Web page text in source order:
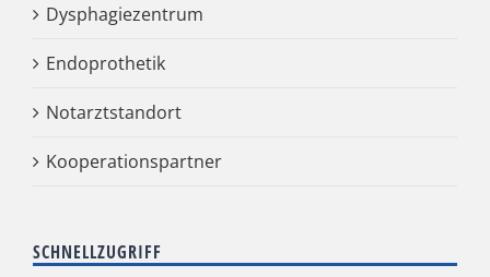
Dysphagiezentrum
Endoprothetik
Notarztstandort
Kooperationspartner
SCHNELLZUGRIFF